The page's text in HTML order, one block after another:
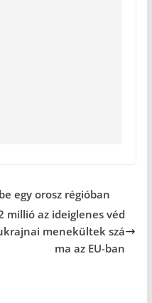
egy orosz régióban
millió az ideiglenes véd
menekültek szá
ma az EU-ban